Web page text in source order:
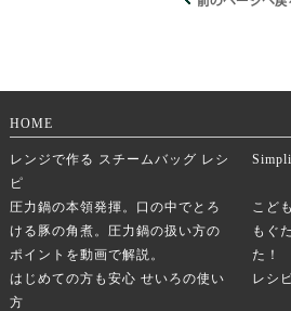
HOME
レンジで作る スチームバッグ レシ
ピ
圧力鍋の本領発揮。口の中でとろ
ける豚の角煮。圧力鍋の扱い方の
ポイントを動画で解説。
こど
もぐ
た！
はじめての方も安心 せいろの使い
方
レシ